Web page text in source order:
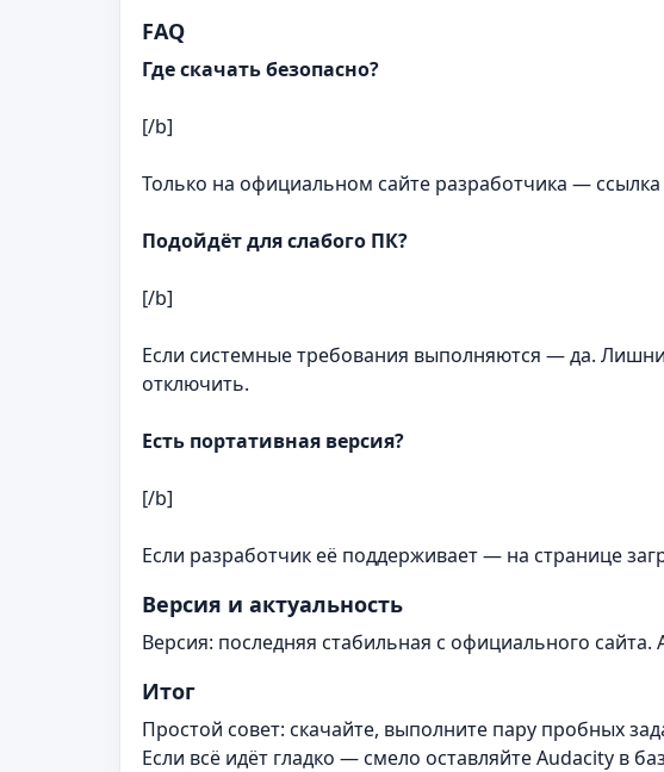
FAQ
Где скачать безопасно?
[/b]
Только на официальном сайте разработчика —
Подойдёт для слабого ПК?
[/b]
Если системные требования выполняются — да.
отключить.
Есть портативная версия?
[/b]
Если разработчик её поддерживает — на странице
Версия и актуальность
Версия: последняя стабильная с официального сайта.
Итог
Простой совет: скачайте, выполните пару пробных
Если всё идёт гладко — смело оставляйте Audacity в